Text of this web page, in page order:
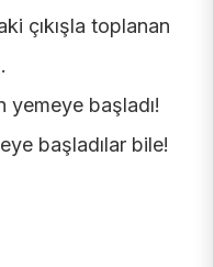
çıkışla toplanan
başladı!
başladılar bile!